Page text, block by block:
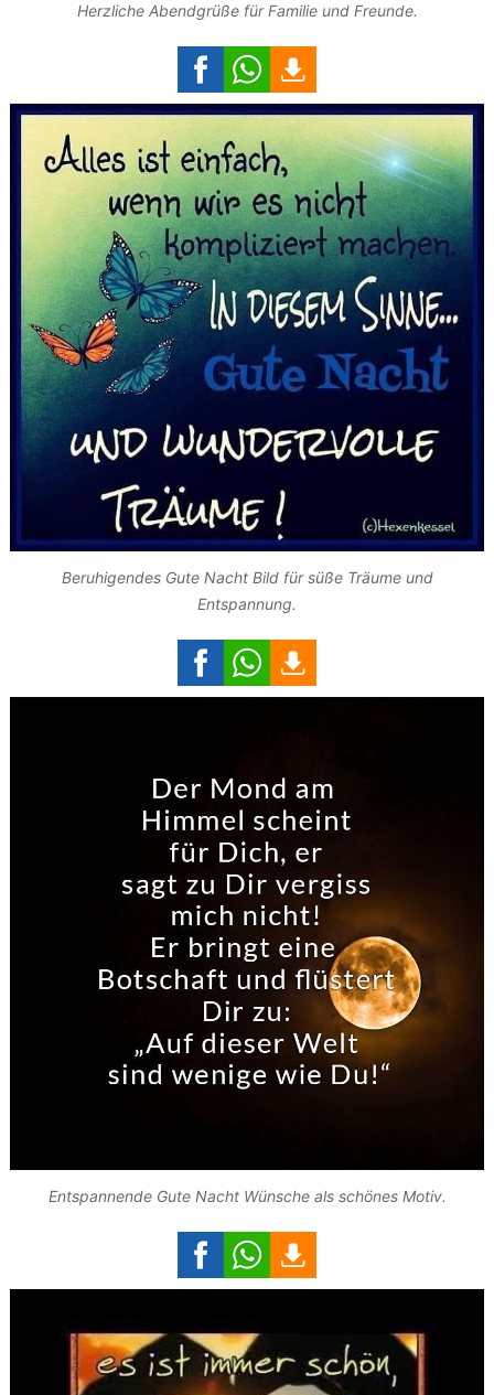
Herzliche Abendgrüße für Familie und Freunde.
Beruhigendes Gute Nacht Bild für süße Träume und
Entspannung.
Entspannende Gute Nacht Wünsche als schönes Motiv.